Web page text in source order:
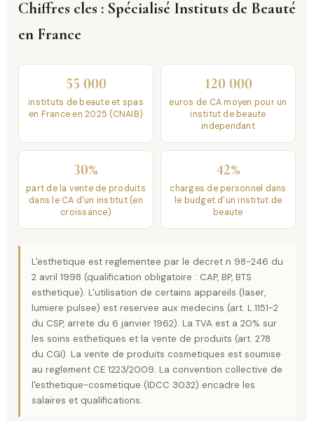
Chiffres cles : Spécialisé Instituts de Beauté
en France
55 000
instituts de beaute et spas
en France en 2025 (CNAIB)
120 000
euros de CA moyen pour un
institut de beaute
independant
30%
part de la vente de produits
dans le CA d'un institut (en
croissance)
42%
charges de personnel dans
le budget d'un institut de
beaute
L'esthetique est reglementee par le decret n 98-246 du
2 avril 1998 (qualification obligatoire : CAP, BP, BTS
esthetique). L'utilisation de certains appareils (laser,
lumiere pulsee) est reservee aux medecins (art. L.1151-2
du CSP, arrete du 6 janvier 1962). La TVA est a 20% sur
les soins esthetiques et la vente de produits (art. 278
du CGI). La vente de produits cosmetiques est soumise
au reglement CE 1223/2009. La convention collective de
l'esthetique-cosmetique (IDCC 3032) encadre les
salaires et qualifications.